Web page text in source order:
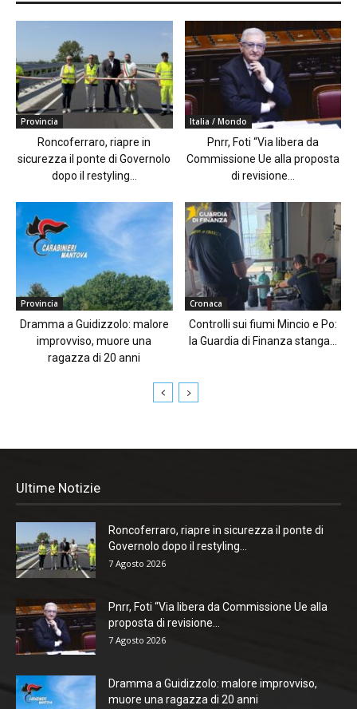
Provincia
Roncoferraro, riapre in
sicurezza il ponte di Governolo
dopo il restyling...
Italia / Mondo
Pnrr, Foti “Via libera da
Commissione Ue alla proposta
di revisione...
Provincia
Dramma a Guidizzolo: malore
improvviso, muore una
ragazza di 20 anni
Cronaca
Controlli sui fiumi Mincio e Po:
la Guardia di Finanza stanga...
Ultime Notizie
Roncoferraro, riapre in sicurezza il ponte di
Governolo dopo il restyling...
7 Agosto 2026
Pnrr, Foti “Via libera da Commissione Ue alla
proposta di revisione...
7 Agosto 2026
Dramma a Guidizzolo: malore improvviso,
muore una ragazza di 20 anni